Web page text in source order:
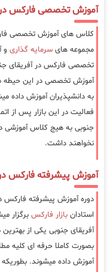
آموزش تخصصی فارکس در
کلاس های آموزش تخصصی
مجموعه های سرمایه گذاری و
تخصصی فارکس در آفریقای
آموزش تخصصی در این حیطه
به دانشپذیران آموزش داده
فعالیت در این بازار پس از
جنوبی به هیج کلاس آموزشی
نخواهند داشت.
آموزش پیشرفته فارکس
دوره آموزش پیشرفته فارکس
استادان بازار فارکس برگزار
آفریقای جنوبی یکی از
بصورت کاملا حرفه ای کلیه
آموزش داده میشوند.